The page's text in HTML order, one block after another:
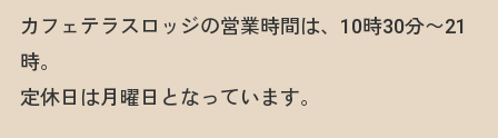
カフェテラスロッジの営業時間は、10時30分〜21
時。
定休日は月曜日となっています。